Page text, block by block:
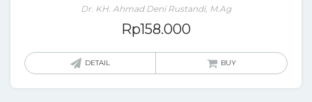
Dr. KH. Ahmad Deni Rustandi, M.Ag
Rp158.000
DETAIL BUY